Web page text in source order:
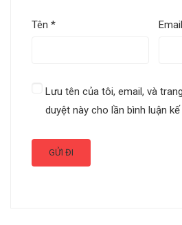
Tên *
Lưu tên của tôi, email, và
duyệt này cho lần bình luận